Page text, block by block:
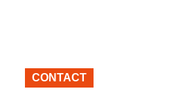
CONTACT